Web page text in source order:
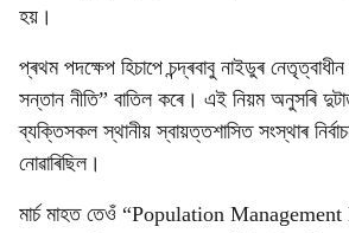
হয়।
প্ৰথম পদক্ষেপ হিচাপে চন্দ্ৰবাবু নাইডুৰ
সন্তান নীতি” বাতিল কৰে। এই নিয়ম অনুসৰি
ব্যক্তিসকল স্থানীয় স্বায়ত্তশাসিত সংস্থাৰ
নোৱাৰিছিল।
মাৰ্চ মাহত তেওঁ “Population Management